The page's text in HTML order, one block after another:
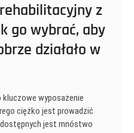
z
go wybrać, aby
działało w
wyposażenie
ciężko jest prowadzić
jest mnóstwo